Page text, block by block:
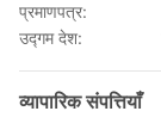
प्रमाणपत्र:
उद्गम देश:
व्यापारिक संपत्तियाँ